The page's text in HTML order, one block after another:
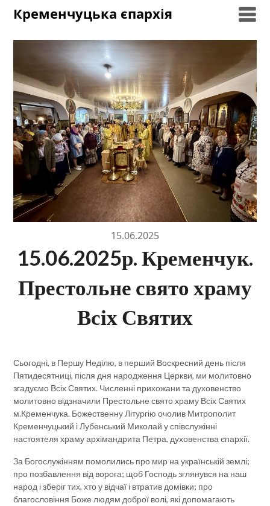
SkipКременчуцька єпархія
15.06.2025
15.06.2025р. Кременчук.
Престольне свято храму
Всіх Святих
Сьогодні, в Першу Неділю, в перший Воскресний день після
Пятидесятниці, після дня народження Церкви, ми молитовно
згадуємо Всіх Святих. Численні прихожани та духовенство
молитовно відзначили Престольне свято храму Всіх Святих
м.Кременчука. Божественну Літургію очолив Митрополит
Кременчуцький і Лубенський Миколай у співслужінні
настоятеля храму архімандрита Петра, духовенства єпархії.
За Богослужінням помолились про мир на українській землі;
про позбавлення від ворога; щоб Господь зглянувся на наш
народ і зберіг тих, хто у відчаї і втратив домівки; про
благословіння Боже людям доброї волі, які допомагають